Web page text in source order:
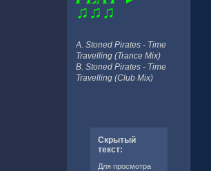
♫♫♫
A. Stoned Pirates - Time
Travelling (Trance Mix)
B. Stoned Pirates - Time
Travelling (Club Mix)
Скрытый
текст:
Для просмотра